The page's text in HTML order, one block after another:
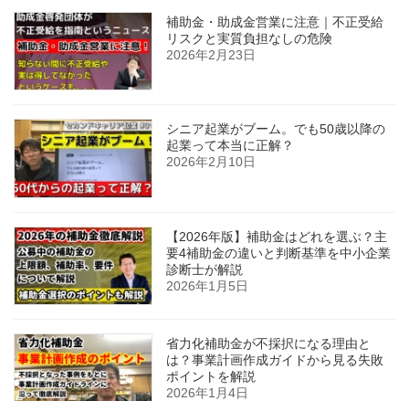
補助金・助成金営業に注意｜不正受給
リスクと実質負担なしの危険
2026年2月23日
シニア起業がブーム。でも50歳以降の
起業って本当に正解？
2026年2月10日
【2026年版】補助金はどれを選ぶ？主
要4補助金の違いと判断基準を中小企業
診断士が解説
2026年1月5日
省力化補助金が不採択になる理由と
は？事業計画作成ガイドから見る失敗
ポイントを解説
2026年1月4日